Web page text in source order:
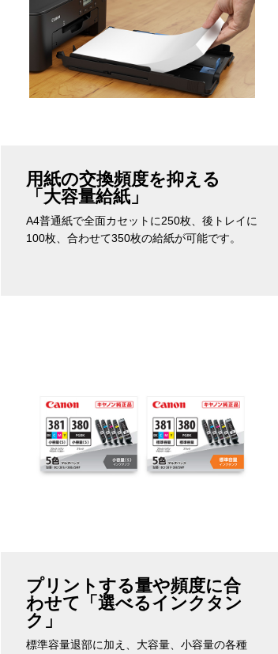
用紙の交換頻度を抑える
「大容量給紙」
A4普通紙で全面カセットに250枚、後トレイに
100枚、合わせて350枚の給紙が可能です。
プリントする量や頻度に合
わせて「選べるインクタン
ク」
標準容量退部に加え、大容量、小容量の各種